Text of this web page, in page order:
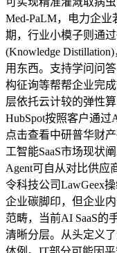
Med-PaLM，电力企
期，行业小模子则通
(Knowledge
用东西。支持学问问
构征询等帮帮企业完
层依托云计较的弹性
HubSpot按照客户通
点击查看中研普华财
工智能SaaS市场现状
Agent可自从对比供应
令科技公司LawGeex
企业碳脚印，但企业
范畴，当前AI SaaS的
清晰分层。从头定义